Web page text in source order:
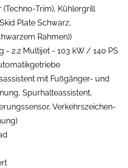
Trim), Kühlergrill
Plate Schwarz,
Rahmen))
- 2.2 Multijet - 103 kW / 140 PS
mit Fußgänger- und
Spurhalteassistent,
Verkehrszeichen-